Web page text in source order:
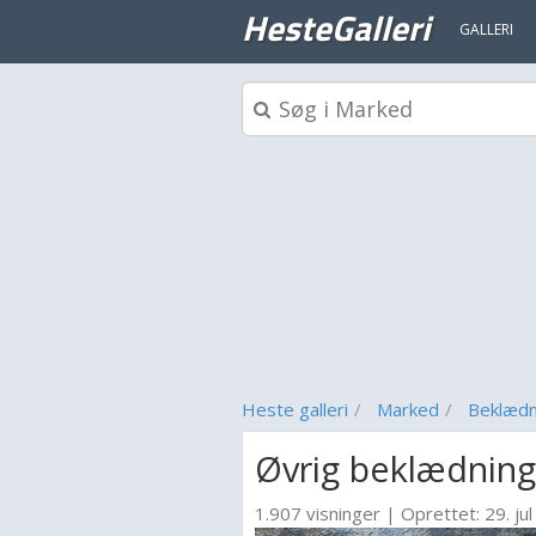
HesteGalleri GALLERI
Heste galleri Marked
Øvrig
1.907 visninger | Oprettet: 29. jul